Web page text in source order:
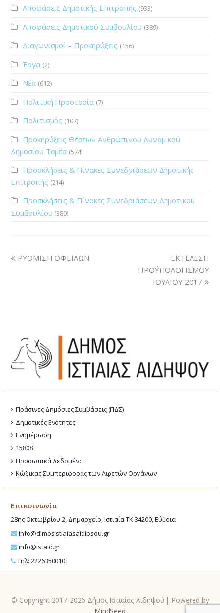
Αποφάσεις Δημοτικής Επιτροπής (933)
Αποφάσεις Δημοτικού Συμβουλίου (389)
Διαγωνισμοί – Προκηρύξεις (156)
Έργα (2)
Νέα (612)
Πολιτική Προστασία (7)
Πολιτισμός (107)
Προκηρύξεις Θέσεων Ανθρώπινου Δυναμικού
Δημοσίου Τομέα (574)
Προσκλήσεις & Πίνακες Συνεδριάσεων Δημοτικής
Επιτροπής (214)
Προσκλήσεις & Πίνακες Συνεδριάσεων Δημοτικού
Συμβουλίου (380)
ΡΥΘΜΙΣΗ ΟΦΕΙΛΩΝ
ΕΚΤΕΛΕΣΗ
ΠΡΟΫΠΟΛΟΓΙΣΜΟΥ
ΙΟΥΛΙΟΥ 2017
Πράσινες Δημόσιες Συμβάσεις (ΠΔΣ)
Δημοτικές Ενότητες
Ενημέρωση
15808
Προσωπικά Δεδομένα
Κώδικας Συμπεριφοράς των Αιρετών Οργάνων
Επικοινωνία
28ης Οκτωβρίου 2, Δημαρχείο, Ιστιαία ΤΚ 34200, Εύβοια
info@dimosistiaiasaidipsou.gr
info@istaid.gr
Τηλ: 2226350010
© Copyright 2017-2026 Δήμος Ιστιαίας-Αιδηψού | Powered by
MindSeed